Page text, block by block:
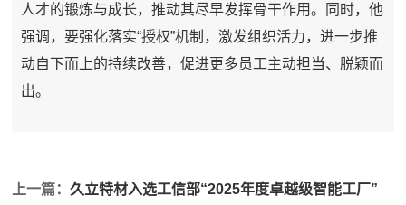
人才的锻炼与成长，推动其尽早发挥骨干作用。同时，他
强调，要强化落实“授权”机制，激发组织活力，进一步推
动自下而上的持续改善，促进更多员工主动担当、脱颖而
出。
上一篇：久立特材入选工信部“2025年度卓越级智能工厂”